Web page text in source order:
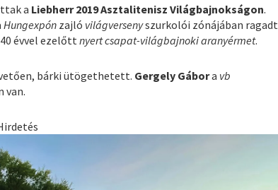
a Liebherr 2019 Asztalitenisz Világbajnokságon.
Hungexpón zajló világversenyszurkolói zónájában ragadt
évvel ezelőttnyert csapat-világbajnoki aranyérmet.
bárki ütögethetett. Gergely Gábora vb
van.